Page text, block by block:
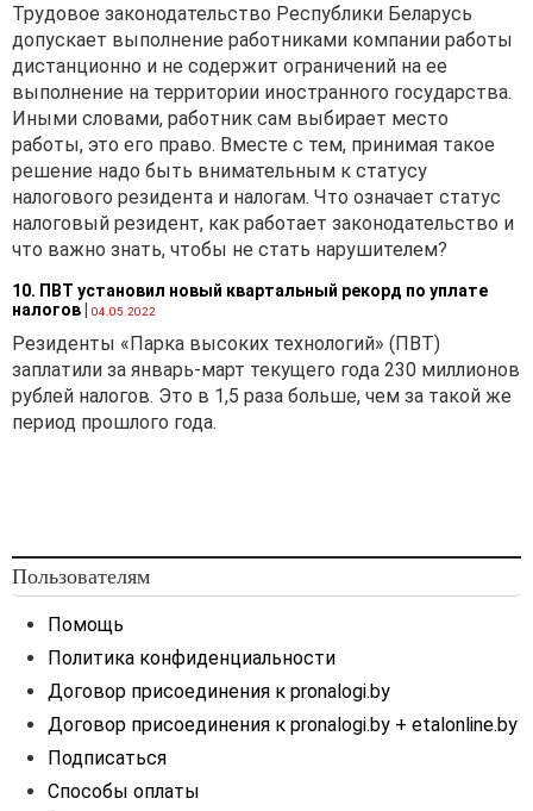
Трудовое законодательство Республики Беларусь
допускает выполнение работниками компании работы
дистанционно и не содержит ограничений на ее
выполнение на территории иностранного государства.
Иными словами, работник сам выбирает место
работы, это его право. Вместе с тем, принимая такое
решение надо быть внимательным к статусу
налогового резидента и налогам. Что означает статус
налоговый резидент, как работает законодательство и
что важно знать, чтобы не стать нарушителем?
10. ПВТ установил новый квартальный рекорд по уплате
налогов
04.05.2022
Резиденты «Парка высоких технологий» (ПВТ)
заплатили за январь-март текущего года 230 миллионов
рублей налогов. Это в 1,5 раза больше, чем за такой же
период прошлого года.
Пользователям
Помощь
Политика конфиденциальности
Договор присоединения к pronalogi.by
Договор присоединения к pronalogi.by + etalonline.by
Подписаться
Способы оплаты